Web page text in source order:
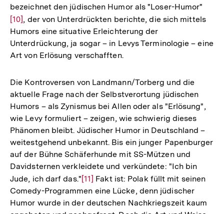
bezeichnet den jüdischen Humor als "Loser-Humor"
[10] , der von Unterdrückten berichte, die sich mittels
Humors eine situative Erleichterung der
Unterdrückung, ja sogar – in Levys Terminologie – eine
Art von Erlösung verschafften.
Die Kontroversen von Landmann/Torberg und die
aktuelle Frage nach der Selbstverortung jüdischen
Humors – als Zynismus bei Allen oder als "Erlösung",
wie Levy formuliert – zeigen, wie schwierig dieses
Phänomen bleibt. Jüdischer Humor in Deutschland –
weitestgehend unbekannt. Bis ein junger Papenburger
auf der Bühne Schäferhunde mit SS-Mützen und
Davidsternen verkleidete und verkündete: "Ich bin
Jude, ich darf das." Zur
Auflösung
der
[11] Fakt ist: Polak füllt mit seinen
Comedy-Programmen eine Lücke, denn jüdischer
Humor wurde in der deutschen Nachkriegszeit kaum